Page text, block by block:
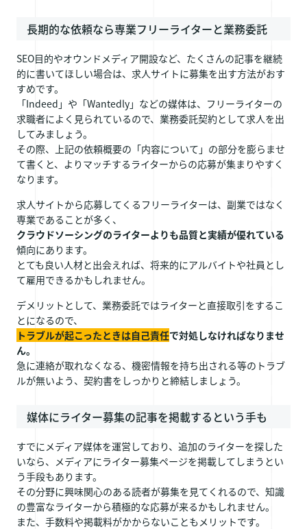
長期的な依頼なら専業フリーライターと業務委託
SEO目的やオウンドメディア開設など、たくさんの記事を継続
的に書いてほしい場合は、求人サイトに募集を出す方法がおす
すめです。
「Indeed」や「Wantedly」などの媒体は、フリーライターの
求職者によく見られているので、業務委託契約として求人を出
してみましょう。
その際、上記の依頼概要の「内容について」の部分を膨らませ
て書くと、よりマッチするライターからの応募が集まりやすく
なります。
求人サイトから応募してくるフリーライターは、副業ではなく
専業であることが多く、
クラウドソーシングのライターよりも品質と実績が優れている
傾向にあります。
とても良い人材と出会えれば、将来的にアルバイトや社員とし
て雇用できるかもしれません。
デメリットとして、業務委託ではライターと直接取引をするこ
とになるので、
トラブルが起こったときは自己責任で対処しなければなりませ
ん。
急に連絡が取れなくなる、機密情報を持ち出される等のトラブ
ルが無いよう、契約書をしっかりと締結しましょう。
媒体にライター募集の記事を掲載するという手も
すでにメディア媒体を運営しており、追加のライターを探した
いなら、メディアにライター募集ページを掲載してしまうとい
う手段もあります。
その分野に興味関心のある読者が募集を見てくれるので、知識
の豊富なライターから積極的な応募が来るかもしれません。
また、手数料や掲載料がかからないこともメリットです。